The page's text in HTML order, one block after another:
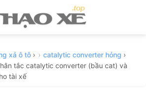
xả ô tô › catalytic converter hỏng ›
tắc catalytic converter (bầu cat) và
tài xế